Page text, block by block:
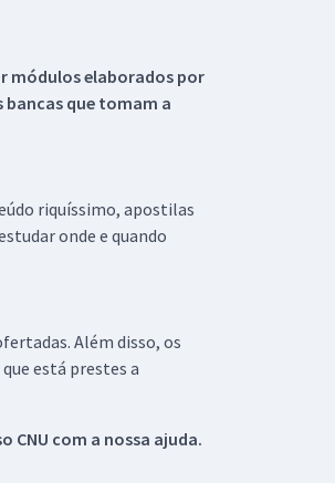
módulos elaborados por
que tomam a
riquíssimo, apostilas
onde e quando
Além disso, os
está prestes a
CNU com a nossa ajuda.